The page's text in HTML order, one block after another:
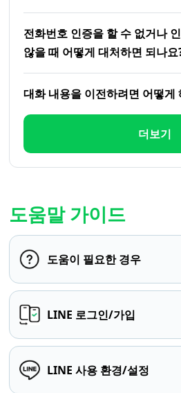
전화번호 인증을 할 수 없거나
않을 때 어떻게 대처하면 되나요
대화 내용을 이전하려면 어떻게
더보기
도움말 가이드
도움이 필요한 경우
LINE 로그인/가입
LINE 사용 환경/설정